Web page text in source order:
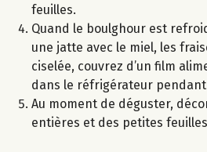
feuilles.
Quand le boulghour est
une jatte avec le miel, les
ciselée, couvrez d’un film
dans le réfrigérateur
Au moment de déguster,
entières et des petites